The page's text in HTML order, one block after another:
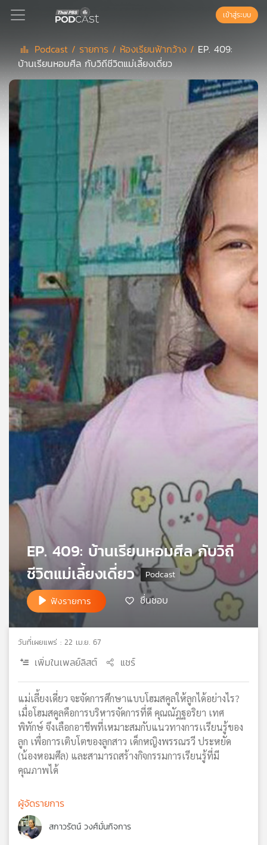
Podcast
เพล
ย์
สต์
แนะนำ
เพล
ลิ
สต์
ของ
คุณ
เพลง
บทความ
ข่าว
และ
กิจกรรม
เรา
เครือ
วิทยุ
ไทย
เอส
เครือ
ข่าย
เข้าสู่ระบบ
Podcast / รายการ / ห้องเรียนฟ้ากว้าง / EP. 409:
บ้านเรียนหอมศีล กับวิถีชีวิตแม่เลี้ยงเดี่ยว
EP. 409: บ้านเรียนหอมศีล กับวิถี
ชีวิตแม่เลี้ยงเดี่ยว
ฟังรายการ ชื่นชอบ
วันที่เผยแพร่ : 22 เม.ย. 67
เพิ่มในเพลย์ลิสต์ แชร์
แม่เลี้ยงเดี่ยว จะจัดการศึกษาแบบโฮมสคูลให้ลูกได้อย่างไร?
เมื่อโฮมสคูลคือการบริหารจัดการที่ดี คุณณัฎฐอริยา เทศ
พิทักษ์ จึงเลือกอาชีพที่เหมาะสมกับแนวทางการเเรียนรู้ของ
ลูก เพื่อการเติบโตของลูกสาว เด็กหญิงพรรณรวี ประหยัด
(น้องหอมศีล) และสามารถสร้างกิจกรรมการเรียนรู้ที่มี
คุณภาพได้
ผู้จัดรายการ
สกาวรัตน์ วงศ์มั่นกิจการ